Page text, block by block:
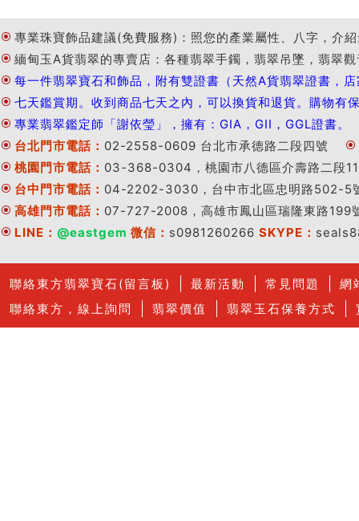
專業珠寶飾品建議(免費服務)：照您的產業屬性、八字，介
緬甸玉A貨翡翠的專賣店：各種翡翠手鐲，翡翠吊墜，翡翠
每一件翡翠寶石和飾品，附有雙證書（天然A貨翡翠證書
七天鑑賞期。收到商品七天之內，可以換貨和退貨。購物有
專業翡翠鑑定師「謝依瑩」，擁有：GIA，GII，GGL證書。
台北門市電話： 02-2558-0609 台北市承德路二段四號
桃園門市電話： 03-368-0304，桃園市八德區介壽路二段
台中門市電話： 04-2202-3030，台中市北區忠明路502-5
高雄門市電話： 07-727-2008，高雄市鳳山區瑞隆東路199
LINE： @eastgem 微信： s0981260266 SKYPE：
聯絡東方翡翠寶石(留言板) 最新活動 常見問題
網
聯絡東方，線上詢問
翡翠價值 翡翠玉石保養方式